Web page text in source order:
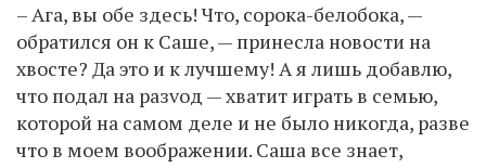
– Ага, вы обе здесь! Что, сорока-белобока, —
обратился он к Саше, — принесла новости на
хвосте? Да это и к лучшему! А я лишь добавлю,
что подал на разvод — хватит играть в семью,
которой на самом деле и не было никогда, разве
что в моем воображении. Саша все знает,